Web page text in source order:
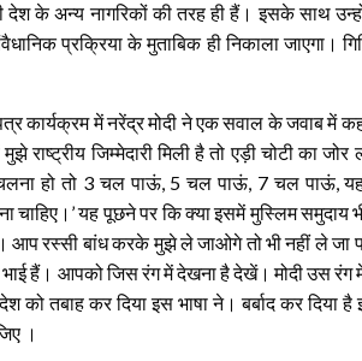
के अन्य नागरिकों की तरह ही हैं। इसके साथ
प्रक्रिया के मुताबिक ही निकाला जाएगा।
कार्यक्रम में नरेंद्र मोदी ने एक सवाल के जवाब में
राष्ट्रीय जिम्मेदारी मिली है तो एड़ी चोटी का
हो तो 3 चल पाऊं, 5 चल पाऊं, 7 चल पाऊं,
चाहिए।’ यह पूछने पर कि क्या इसमें मुस्लिम समुदाय
आप रस्सी बांध करके मुझे ले जाओगे तो भी नहीं ले जा
भाई हैं। आपको जिस रंग में देखना है देखें। मोदी उस
को तबाह कर दिया इस भाषा ने। बर्बाद कर
।